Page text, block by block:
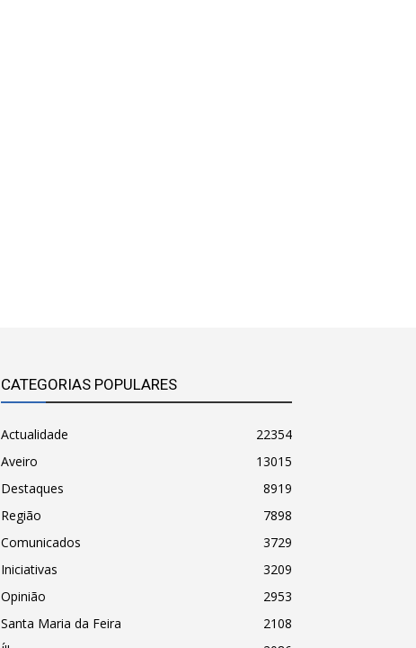
CATEGORIAS POPULARES
Actualidade
22354
Aveiro
13015
Destaques
8919
Região
7898
Comunicados
3729
Iniciativas
3209
Opinião
2953
Santa Maria da Feira
2108